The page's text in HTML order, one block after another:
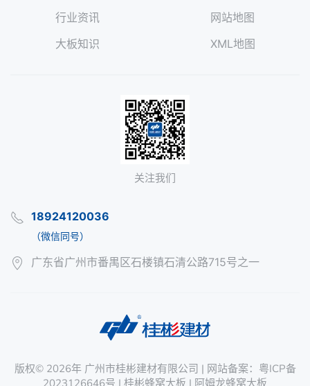
行业资讯
大板知识
网站地图
XML地图
关注我们
18924120036
（微信同号）
广东省广州市番禺区石楼镇石清公路715号之一
版权© 2026年 广州市桂彬建材有限公司 | 网站备案： 粤ICP备
2023126646号 | 桂彬蜂窝大板 | 阿姆龙蜂窝大板